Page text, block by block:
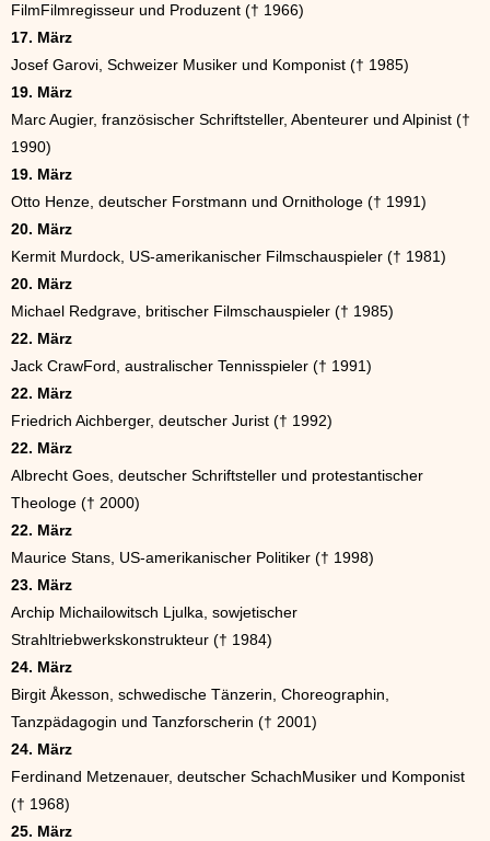
FilmFilmregisseur und Produzent († 1966)
17. März
Josef Garovi, Schweizer Musiker und Komponist († 1985)
19. März
Marc Augier, französischer Schriftsteller, Abenteurer und Alpinist (†
1990)
19. März
Otto Henze, deutscher Forstmann und Ornithologe († 1991)
20. März
Kermit Murdock, US-amerikanischer Filmschauspieler († 1981)
20. März
Michael Redgrave, britischer Filmschauspieler († 1985)
22. März
Jack CrawFord, australischer Tennisspieler († 1991)
22. März
Friedrich Aichberger, deutscher Jurist († 1992)
22. März
Albrecht Goes, deutscher Schriftsteller und protestantischer
Theologe († 2000)
22. März
Maurice Stans, US-amerikanischer Politiker († 1998)
23. März
Archip Michailowitsch Ljulka, sowjetischer
Strahltriebwerkskonstrukteur († 1984)
24. März
Birgit Åkesson, schwedische Tänzerin, Choreographin,
Tanzpädagogin und Tanzforscherin († 2001)
24. März
Ferdinand Metzenauer, deutscher SchachMusiker und Komponist
(† 1968)
25. März